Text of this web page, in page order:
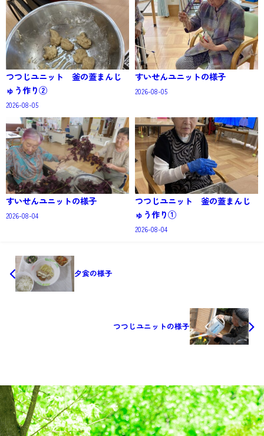
つつじユニット 釜の蓋まんじ
ゅう作り②
2026-08-05
すいせんユニットの様子
2026-08-05
すいせんユニットの様子
2026-08-04
つつじユニット 釜の蓋まんじ
ゅう作り①
2026-08-04
夕食の様子
つつじユニットの様子